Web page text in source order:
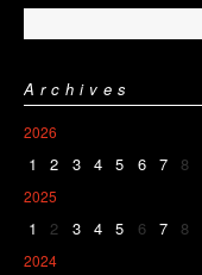
Archives
2026
1 2 3 4 5 6 7 8
2025
1 2 3 4 5 6 7 8
2024